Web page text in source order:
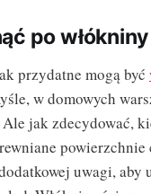
po
przydatne mogą być
w domowych
jak zdecydować,
powierzchnie
uwagi, aby